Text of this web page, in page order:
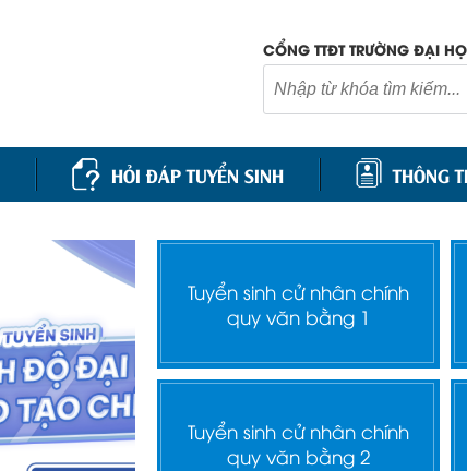
CỔNG TTĐT TRƯỜNG ĐẠI
HỎI ĐÁP TUYỂN SINH THÔNG
Tuyển sinh cử nhân chính
quy văn bằng 1
Tuyển sinh cử nhân chính
quy văn bằng 2